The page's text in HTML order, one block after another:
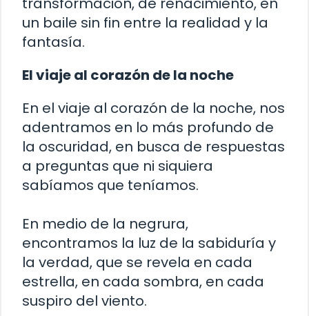
un baile sin fin entre la realidad y la
fantasía.
El viaje al corazón de la noche
En el viaje al corazón de la noche, nos
adentramos en lo más profundo de
la oscuridad, en busca de respuestas
a preguntas que ni siquiera
sabíamos que teníamos.
En medio de la negrura,
encontramos la luz de la sabiduría y
la verdad, que se revela en cada
estrella, en cada sombra, en cada
suspiro del viento.